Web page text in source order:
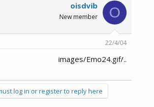
O
oisdvib
New member
22/4/04
../images/Emo24.gif
log in or register to reply here.